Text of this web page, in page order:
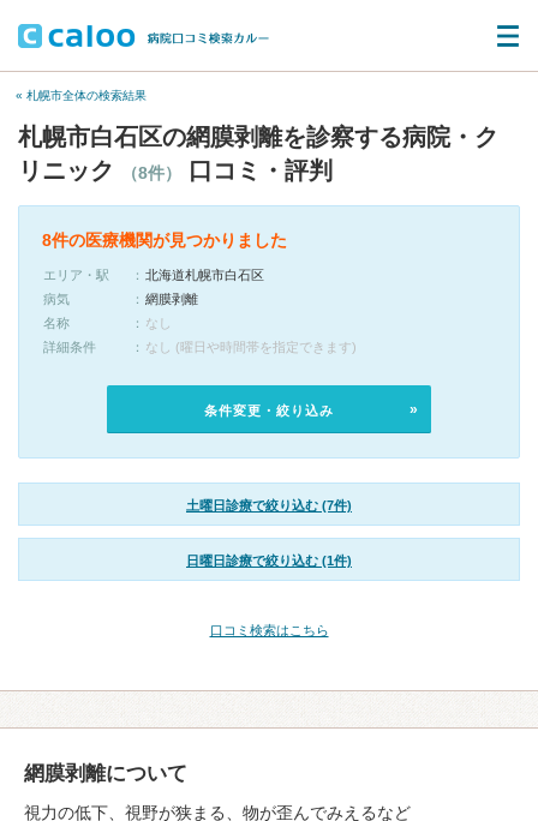
« 札幌市全体の検索結果
札幌市白石区の網膜剥離を診察する病院・ク
リニック
（8件） 口コミ・評判
8件の医療機関が見つかりました
エリア・駅
北海道札幌市白石区
病気
網膜剥離
名称
なし
詳細条件
なし (曜日や時間帯を指定できます)
条件変更・絞り込み
土曜日診療で絞り込む (7件)
日曜日診療で絞り込む (1件)
口コミ検索はこちら
網膜剥離について
視力の低下、視野が狭まる、物が歪んでみえるなど